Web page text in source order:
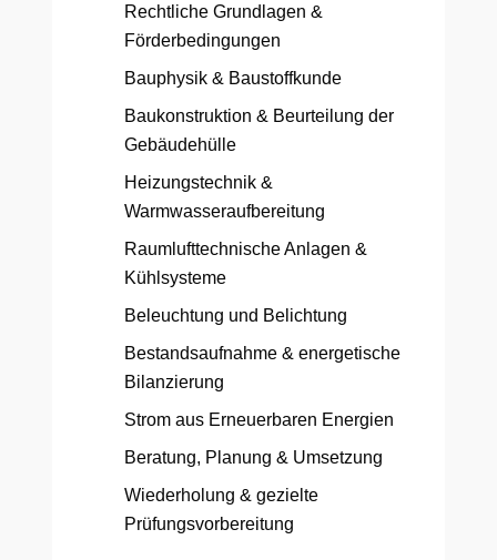
Rechtliche Grundlagen &
Förderbedingungen
Bauphysik & Baustoffkunde
Baukonstruktion & Beurteilung der
Gebäudehülle
Heizungstechnik &
Warmwasseraufbereitung
Raumlufttechnische Anlagen &
Kühlsysteme
Beleuchtung und Belichtung
Bestandsaufnahme & energetische
Bilanzierung
Strom aus Erneuerbaren Energien
Beratung, Planung & Umsetzung
Wiederholung & gezielte
Prüfungsvorbereitung